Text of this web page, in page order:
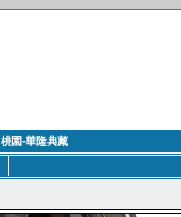
桃園-華隆典藏